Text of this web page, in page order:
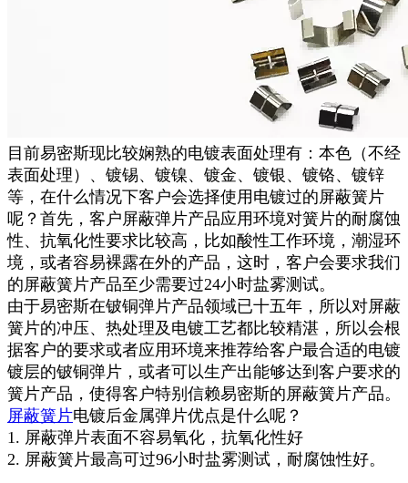
目前易密斯现比较娴熟的电镀表面处理有：本色（不经
表面处理）、镀锡、镀镍、镀金、镀银、镀铬、镀锌
等，在什么情况下客户会选择使用电镀过的屏蔽簧片
呢？首先，客户屏蔽弹片产品应用环境对簧片的耐腐蚀
性、抗氧化性要求比较高，比如酸性工作环境，潮湿环
境，或者容易裸露在外的产品，这时，客户会要求我们
的屏蔽簧片产品至少需要过24小时盐雾测试。
由于易密斯在铍铜弹片产品领域已十五年，所以对屏蔽
簧片的冲压、热处理及电镀工艺都比较精湛，所以会根
据客户的要求或者应用环境来推荐给客户最合适的电镀
镀层的铍铜弹片，或者可以生产出能够达到客户要求的
簧片产品，使得客户特别信赖易密斯的屏蔽簧片产品。
屏蔽簧片电镀后金属弹片优点是什么呢？
1. 屏蔽弹片表面不容易氧化，抗氧化性好
2. 屏蔽簧片最高可过96小时盐雾测试，耐腐蚀性好。